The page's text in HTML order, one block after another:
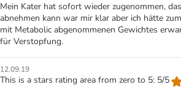
Mein Kater hat sofort wieder zugenommen,
abnehmen kann war mir klar aber ich hätte
mit Metabolic abgenommenen Gewichtes
für Verstopfung.
12.09.19
This is a stars rating area from zero to 5: 5/5